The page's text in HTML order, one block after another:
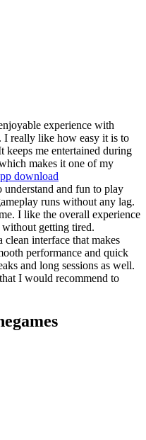
experience with
I really like how easy it is to
me entertained during
makes it one of my
download
understand and fun to play
runs without any lag.
I like the overall experience
getting tired.
clean interface that makes
performance and quick
and long sessions as well.
I would recommend to